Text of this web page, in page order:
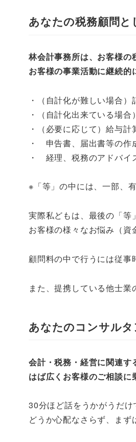
あなたの税務顧問
林会計事務所は、お客様の
お客様の事業活動に継続的
・（自計化が難しい場合）
・（自計化出来ている場
・（必要に応じて）給与計
・ 申告書、届出書等の作
・ 経理、税務のアドバイ
※「等」の中には、一部、
実際私どもは、最後の「等
お客様の様々なお悩み（
顧問料の中で行うには従事
また、提携している他士業
あなたのコンサル
会計・税務・経営に関連す
はば広くお客様のご相談に
30分ほど話をうかがうだけ
どうか心配なさらず、まず